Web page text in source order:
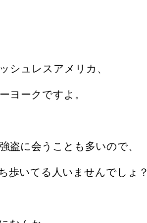
シュレスアメリカ、
ヨークですよ。
盗に会うことも多いので、
歩いてる人いませんでしょ？